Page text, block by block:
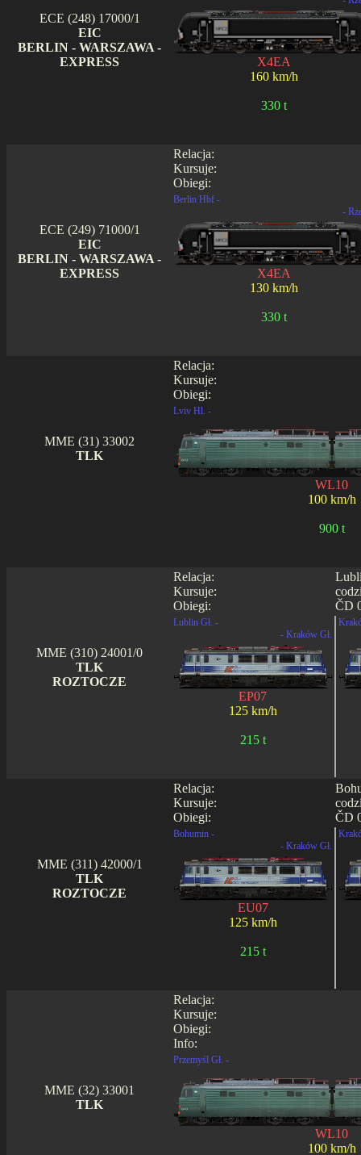
ECE (248) 17000/1
EIC
BERLIN - WARSZAWA -
EXPRESS
X4EA
160 km/h
330 t
Relacja:
Kursuje:
Obiegi:
ECE (249) 71000/1
EIC
BERLIN - WARSZAWA -
EXPRESS
Berlin Hbf -
-
X4EA
130 km/h
330 t
Relacja:
Kursuje:
Obiegi:
MME (31) 33002
TLK
Lviv Hl. -
WL10
100 km/h
900 t
Relacja:
Kursuje:
Obiegi:
ČD
MME (310) 24001/0
TLK
ROZTOCZE
Lublin Gł. -
- Kraków Gł.
EP07
125 km/h
215 t
Relacja:
Kursuje:
Obiegi:
ČD
MME (311) 42000/1
TLK
ROZTOCZE
Bohumin -
- Kraków Gł.
EU07
125 km/h
215 t
Relacja:
Kursuje:
Obiegi:
Info:
MME (32) 33001
TLK
Przemyśl Gł. -
WL10
100 km/h